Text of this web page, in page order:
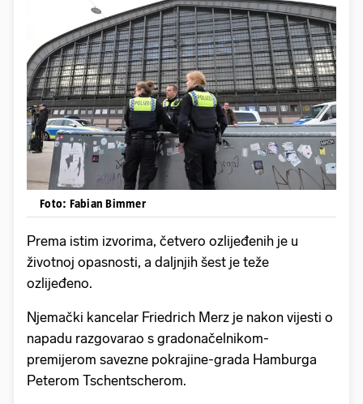
Foto: Fabian Bimmer
Prema istim izvorima, četvero ozlijeđenih je u
životnoj opasnosti, a daljnjih šest je teže
ozlijeđeno.
Njemački kancelar Friedrich Merz je nakon vijesti o
napadu razgovarao s gradonačelnikom-
premijerom savezne pokrajine-grada Hamburga
Peterom Tschentscherom.